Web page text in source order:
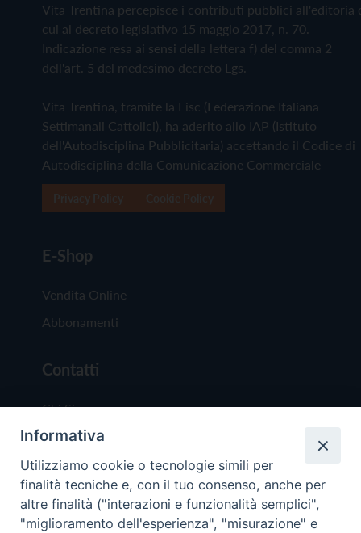
Vita Trentina percepisce i contributi pubblici all'editoria
cui al decreto legislativo 15 maggio 2017, n. 70.
Indicazione resa ai sensi della lettera f) del comma 2
dell'art. 5 del medesimo decreto Lgs.
Vita Trentina, tramite la Fisc (Federazione Italiana
Settimanali Cattolici), ha aderito allo IAP (Istituto
dell'Autodisciplina Pubblicitaria) accettando il Codice di
Autodisciplina della Comunicazione Commerciale
E-Shop
Vendita Online
Abbonamenti
Contatti
Chi Siamo
Redazione
Scrivici
Informativa
Utilizziamo cookie o tecnologie simili per
finalità tecniche e, con il tuo consenso, anche per
altre finalità ("interazioni e funzionalità semplici",
"miglioramento dell'esperienza", "misurazione" e